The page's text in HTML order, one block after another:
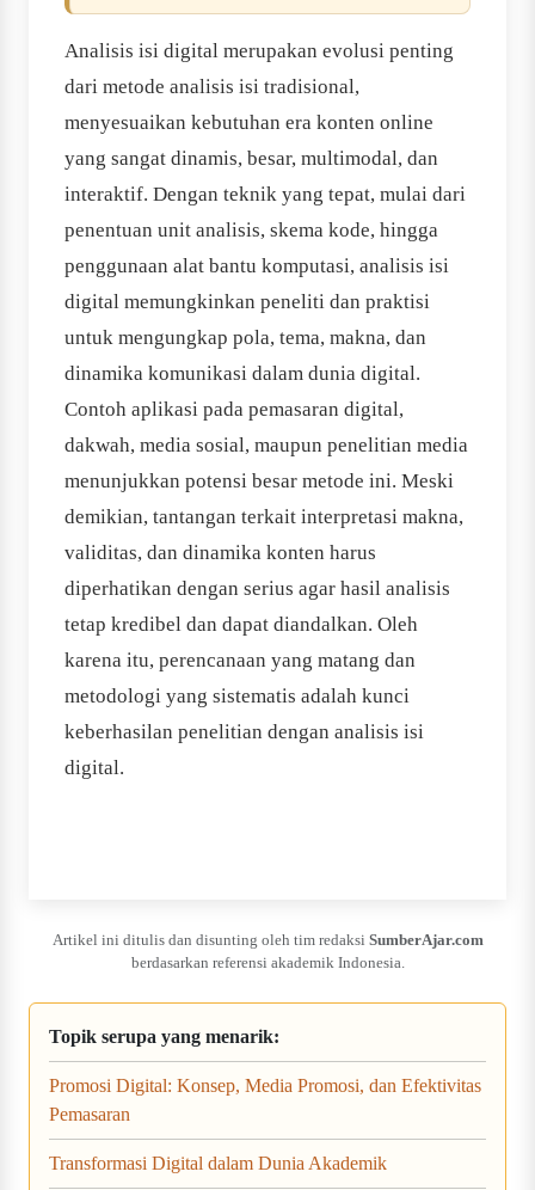
Analisis isi digital merupakan evolusi penting
dari metode analisis isi tradisional,
menyesuaikan kebutuhan era konten online
yang sangat dinamis, besar, multimodal, dan
interaktif. Dengan teknik yang tepat, mulai dari
penentuan unit analisis, skema kode, hingga
penggunaan alat bantu komputasi, analisis isi
digital memungkinkan peneliti dan praktisi
untuk mengungkap pola, tema, makna, dan
dinamika komunikasi dalam dunia digital.
Contoh aplikasi pada pemasaran digital,
dakwah, media sosial, maupun penelitian media
menunjukkan potensi besar metode ini. Meski
demikian, tantangan terkait interpretasi makna,
validitas, dan dinamika konten harus
diperhatikan dengan serius agar hasil analisis
tetap kredibel dan dapat diandalkan. Oleh
karena itu, perencanaan yang matang dan
metodologi yang sistematis adalah kunci
keberhasilan penelitian dengan analisis isi
digital.
Artikel ini ditulis dan disunting oleh tim redaksi SumberAjar.com
berdasarkan referensi akademik Indonesia.
Topik serupa yang menarik:
Promosi Digital: Konsep, Media Promosi, dan Efektivitas
Pemasaran
Transformasi Digital dalam Dunia Akademik